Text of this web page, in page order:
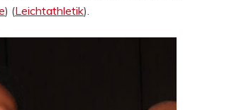
)​​ (Leichtathletik)​.